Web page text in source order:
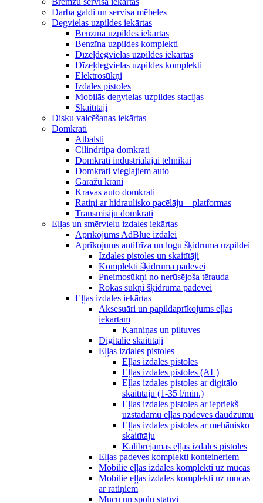
Darba galdi un servisa mēbeles
Degvielas uzpildes iekārtas
Benzīna uzpildes iekārtas
Benzīna uzpildes komplekti
Dīzeļdegvielas uzpildes iekārtas
Dīzeļdegvielas uzpildes komplekti
Elektrosūkņi
Izdales pistoles
Mobilās degvielas uzpildes stacijas
Skaitītāji
Disku valcēšanas iekārtas
Domkrati
Atbalsti
Cilindrtipa domkrati
Domkrati industriālajai tehnikai
Domkrati vieglajiem auto
Garāžu krāni
Kravas auto domkrati
Ratiņi ar hidraulisko pacēlāju – platformas
Transmisiju domkrati
Eļļas un smērvielu izdales iekārtas
Aprīkojums AdBlue izdalei
Aprīkojums antifrīza un logu šķidruma uzpildei
Izdales pistoles un skaitītāji
Komplekti šķidruma padevei
Pneimosūkņi no nerūsējoša tērauda
Rokas sūkņi šķidruma padevei
Eļļas izdales iekārtas
Aksesuāri un papildaprīkojums eļļas
iekārtām
Kanniņas un piltuves
Digitālie skaitītāji
Eļļas izdales pistoles
Eļļas izdales pistoles
Eļļas izdales pistoles (AL)
Eļļas izdales pistoles ar digitālo
skaitītāju (1-35 l/min.)
Eļļas izdales pistoles ar iepriekš
uzstādāmu eļļas padeves daudzumu
Eļļas izdales pistoles ar mehānisko
skaitītāju
Kalibrējamas eļļas izdales pistoles
Eļļas padeves komplekti konteineriem
Mobilie eļļas izdales komplekti uz mucas
Mobilie eļļas izdales komplekti uz mucas
ar ratiņiem
Mucu un spoļu statīvi